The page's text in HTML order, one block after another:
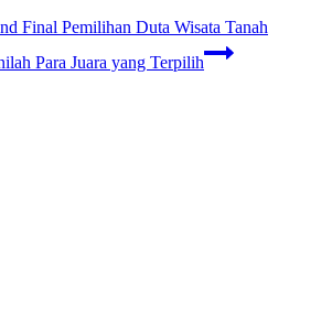
Final Pemilihan Duta Wisata Tanah
Para Juara yang Terpilih